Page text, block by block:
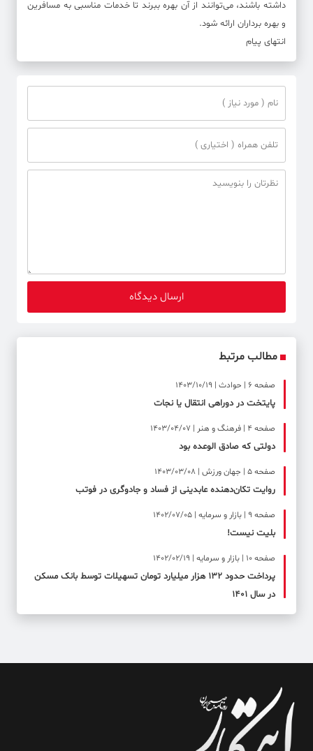
داشته باشند، می‌توانند از آن بهره ببرند تا خدمات مناسبی به مسافرین
و بهره برداران ارائه شود.
انتهای پیام
مطالب مرتبط
صفحه ۶ | حوادث | 1403/10/19
پایتخت در دوراهی انتقال یا نجات
صفحه ۴ | فرهنگ و هنر | 1403/04/07
دولتی که صادق الوعده بود
صفحه ۵ | جهان ورزش | 1403/03/08
روایت تکان‌دهنده عابدینی از فساد و جادوگری در فوتب
صفحه ۹ | بازار و سرمایه | 1402/07/05
بلیت نیست!
صفحه ۱۰ | بازار و سرمایه | 1402/02/19
پرداخت حدود ۱۳۲ هزار میلیارد تومان تسهیلات توسط بانک مسکن
در سال ۱۴۰۱